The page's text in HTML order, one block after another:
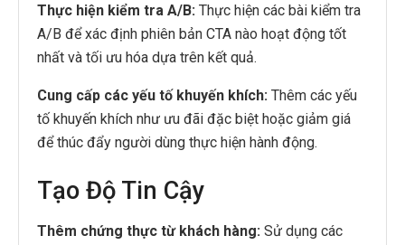
Thực hiện kiểm tra A/B: Thực hiện các bài kiểm tra
A/B để xác định phiên bản CTA nào hoạt động tốt
nhất và tối ưu hóa dựa trên kết quả.
Cung cấp các yếu tố khuyến khích: Thêm các yếu
tố khuyến khích như ưu đãi đặc biệt hoặc giảm giá
để thúc đẩy người dùng thực hiện hành động.
Tạo Độ Tin Cậy
Thêm chứng thực từ khách hàng: Sử dụng các